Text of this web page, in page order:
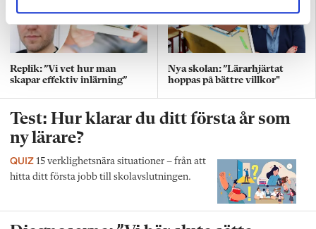
Replik: ”Vi vet hur man
skapar effektiv inlärning”
Nya skolan: ”Lärarhjärtat
hoppas på bättre villkor"
Test: Hur klarar du ditt första år som
ny lärare?
QUIZ 15 verklighetsnära situationer – från att
hitta ditt första jobb till skolavslutningen.